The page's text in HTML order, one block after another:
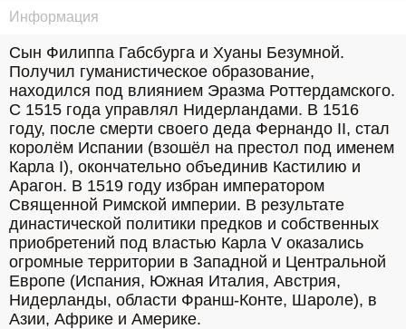
Информация
Сын Филиппа Габсбурга и Хуаны Безумной.
Получил гуманистическое образование,
находился под влиянием Эразма Роттердамского.
С 1515 года управлял Нидерландами. В 1516
году, после смерти своего деда Фернандо II, стал
королём Испании (взошёл на престол под именем
Карла I), окончательно объединив Кастилию и
Арагон. В 1519 году избран императором
Священной Римской империи. В результате
династической политики предков и собственных
приобретений под властью Карла V оказались
огромные территории в Западной и Центральной
Европе (Испания, Южная Италия, Австрия,
Нидерланды, области Франш-Конте, Шароле), в
Азии, Африке и Америке.